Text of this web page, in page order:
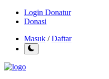
Login Donatur
Donasi
Masuk /Daftar